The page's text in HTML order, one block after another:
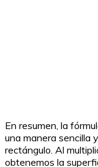
En resumen, la
una manera sencilla
rectángulo. Al
obtenemos la